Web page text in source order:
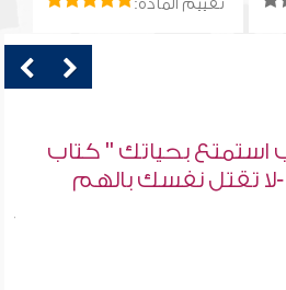
تقييم المادة:
استمتع بحياتك " كتاب
لا تقتل نفسك بالهم